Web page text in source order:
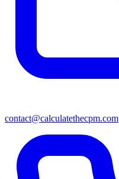
contact@calculatethecpm.com